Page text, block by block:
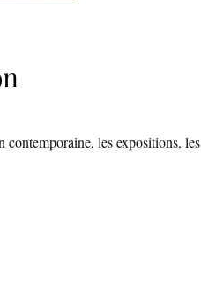
contemporaine, les expositions, les